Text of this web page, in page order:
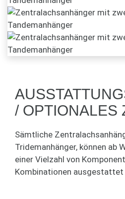
/ OPTIONALES
Sämtliche
Tridemanhänger, können ab
einer Vielzahl von
Kombinationen ausgestattet